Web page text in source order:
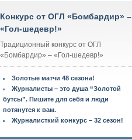
Конкурс от ОГЛ «Бомбардир» –
«Гол-шедевр!»
Традиционный конкурс от ОГЛ
«Бомбардир» – «Гол-шедевр!»
Золотые матчи 48 сезона!
Журналисты – это душа “Золотой
бутсы”. Пишите для себя и люди
потянутся к вам.
Журналисткий конкурс – 32 сезон!